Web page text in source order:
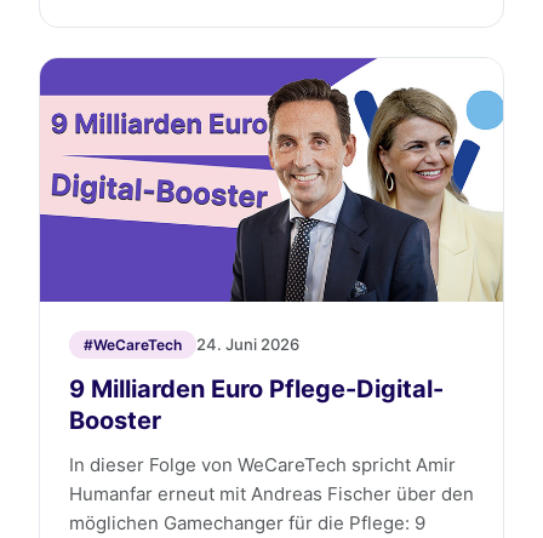
#WeCareTech 24. Juni 2026
9 Milliarden Euro Pflege-Digital-
Booster
In dieser Folge von WeCareTech spricht Amir
Humanfar erneut mit Andreas Fischer über den
möglichen Gamechanger für die Pflege: 9